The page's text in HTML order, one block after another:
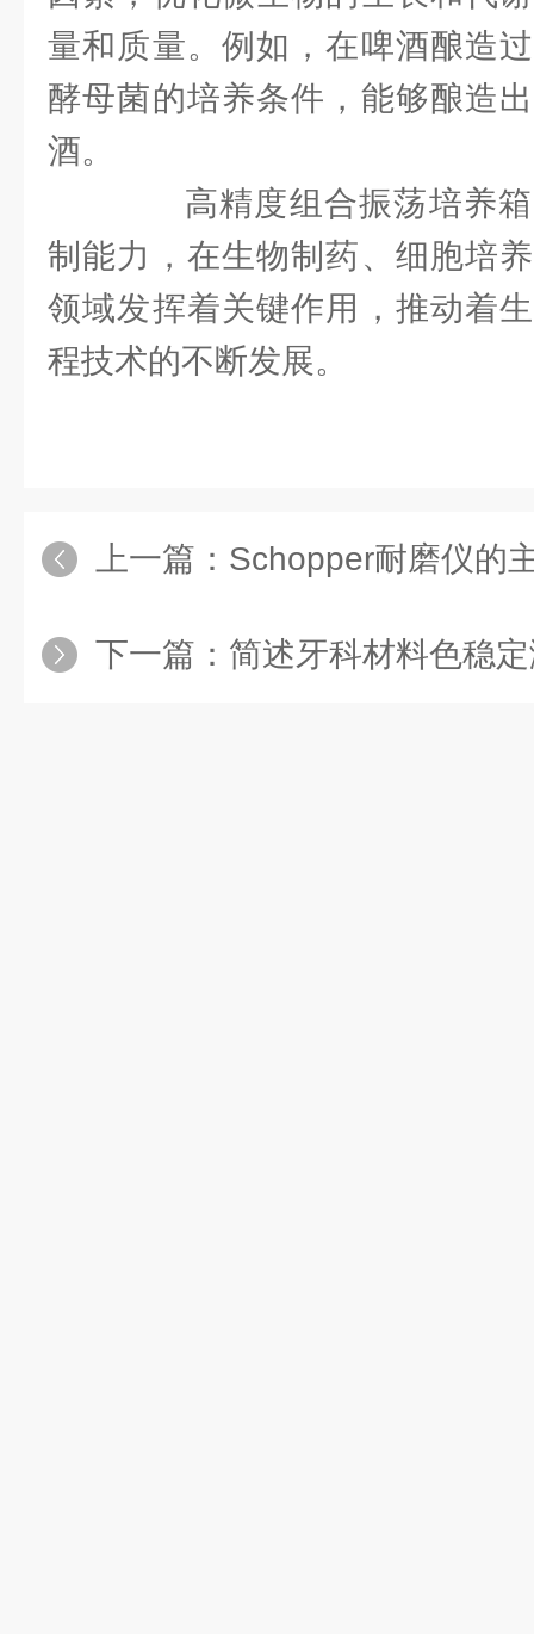
量和质量。例如，在啤酒酿造
酵母菌的培养条件，能够酿造
酒。
高精度组合振荡培养箱
制能力，在生物制药、细胞培
领域发挥着关键作用，推动着
程技术的不断发展。
上一篇： Schopper耐磨仪的
下一篇： 简述牙科材料色稳